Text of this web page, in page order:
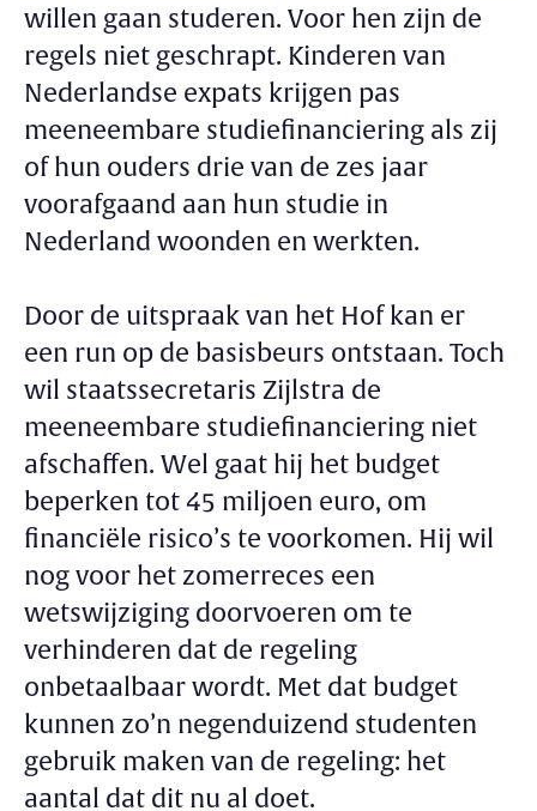
willen gaan studeren. Voor hen zijn de
regels niet geschrapt. Kinderen van
Nederlandse expats krijgen pas
meeneembare studiefinanciering als zij
of hun ouders drie van de zes jaar
voorafgaand aan hun studie in
Nederland woonden en werkten.
Door de uitspraak van het Hof kan er
een run op de basisbeurs ontstaan. Toch
wil staatssecretaris Zijlstra de
meeneembare studiefinanciering niet
afschaffen. Wel gaat hij het budget
beperken tot 45 miljoen euro, om
financiële risico’s te voorkomen. Hij wil
nog voor het zomerreces een
wetswijziging doorvoeren om te
verhinderen dat de regeling
onbetaalbaar wordt. Met dat budget
kunnen zo’n negenduizend studenten
gebruik maken van de regeling: het
aantal dat dit nu al doet.